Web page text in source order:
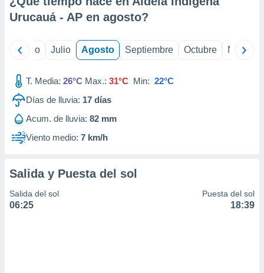
e
publicidad
publicidad
de
Urucauá - AP en agosto?
Junio Julio Agosto Septiembre Octubre
T. Media: 26°C Max.: 31°C Min: 22°C
Días de lluvia: 17 días
Acum. de lluvia: 82 mm
Viento medio: 7 km/h
Salida y Puesta del sol
Salida del sol
06:25
Puesta del sol
18:39